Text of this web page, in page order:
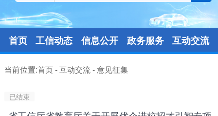
首页 工信动态 信息公开 政务服务 互动交流
当前位置:首页-互动交流-意见征集
已结束